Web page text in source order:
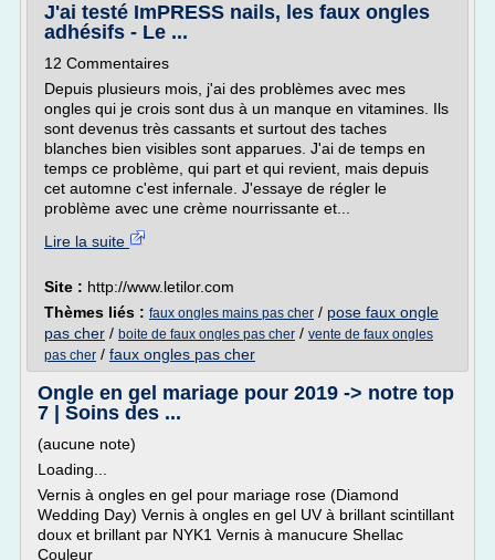
J'ai testé ImPRESS nails, les faux ongles
adhésifs - Le ...
12 Commentaires
Depuis plusieurs mois, j'ai des problèmes avec mes
ongles qui je crois sont dus à un manque en vitamines. Ils
sont devenus très cassants et surtout des taches
blanches bien visibles sont apparues. J'ai de temps en
temps ce problème, qui part et qui revient, mais depuis
cet automne c'est infernale. J'essaye de régler le
problème avec une crème nourrissante et...
Lire la suite
Site : http://www.letilor.com
Thèmes liés : faux ongles mains pas cher / pose faux ongle
pas cher / boite de faux ongles pas cher / vente de faux ongles
pas cher / faux ongles pas cher
Ongle en gel mariage pour 2019 -> notre top
7 | Soins des ...
(aucune note)
Loading...
Vernis à ongles en gel pour mariage rose (Diamond
Wedding Day) Vernis à ongles en gel UV à brillant scintillant
doux et brillant par NYK1 Vernis à manucure Shellac
Couleur